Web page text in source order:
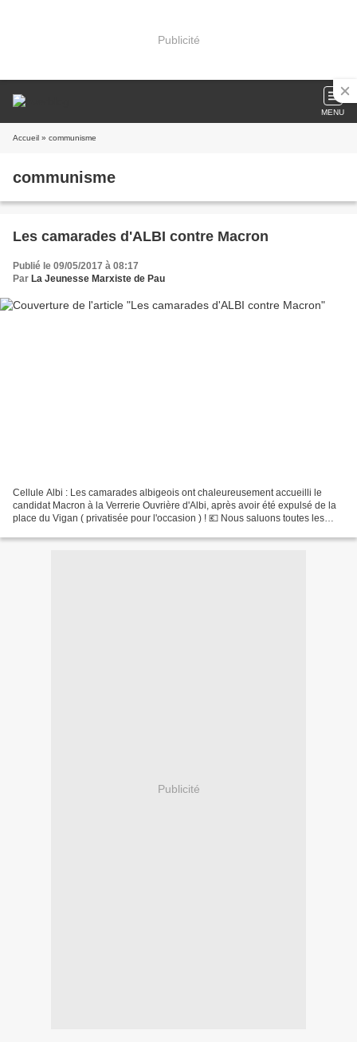
Publicité
MENU
Accueil » communisme
communisme
Les camarades d'ALBI contre Macron
Publié le 09/05/2017 à 08:17
Par La Jeunesse Marxiste de Pau
Cellule Albi : Les camarades albigeois ont chaleureusement accueilli le
candidat Macron à la Verrerie Ouvrière d'Albi, après avoir été expulsé de la
place du Vigan ( privatisée pour l'occasion ) ! 💶 Nous saluons toutes les
Publicité